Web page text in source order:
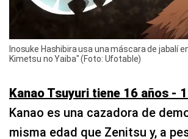
Inosuke Hashibira usa una máscara de jabalí
Kimetsu no Yaiba" (Foto: Ufotable)
Kanao Tsuyuri tiene 16 años -
Kanao es una cazadora de
misma edad que Zenitsu y, a